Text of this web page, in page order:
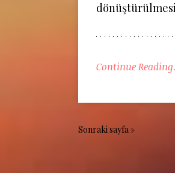
Continue
Sonraki sayfa »